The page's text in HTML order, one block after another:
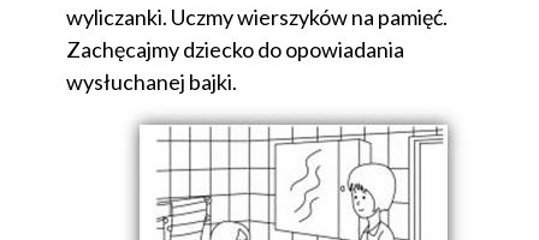
wyliczanki. Uczmy wierszyków na pamięć.
Zachęcajmy dziecko do opowiadania
wysłuchanej bajki.